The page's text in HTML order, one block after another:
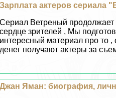
Зарплата актеров сериала
Сериал Ветреный продолжает
сердце зрителей , Мы
интересный материал про то ,
денег получают актеры за
Джан Яман: биография,